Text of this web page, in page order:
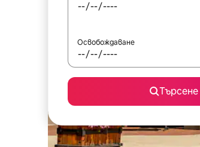
Освобождаване
Търсене